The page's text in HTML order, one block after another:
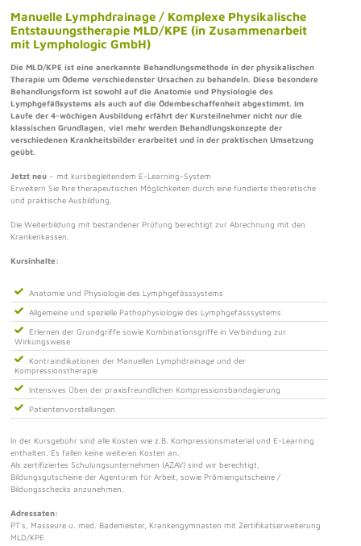
Manuelle Lymphdrainage / Komplexe Physikalische
Entstauungstherapie MLD/KPE (in Zusammenarbeit
mit Lymphologic GmbH)
Die MLD/KPE ist eine anerkannte Behandlungsmethode in der physikalischen
Therapie um Ödeme verschiedenster Ursachen zu behandeln. Diese besondere
Behandlungsform ist sowohl auf die Anatomie und Physiologie des
Lymphgefäßsystems als auch auf die Ödembeschaffenheit abgestimmt. Im
Laufe der 4-wöchigen Ausbildung erfährt der Kursteilnehmer nicht nur die
klassischen Grundlagen, viel mehr werden Behandlungskonzepte der
verschiedenen Krankheitsbilder erarbeitet und in der praktischen Umsetzung
geübt.
Jetzt neu – mit kursbegleitendem E-Learning-System
Erweitern Sie Ihre therapeutischen Möglichkeiten durch eine fundierte theoretische
und praktische Ausbildung.
Die Weiterbildung mit bestandener Prüfung berechtigt zur Abrechnung mit den
Krankenkassen.
Kursinhalte:
Anatomie und Physiologie des Lymphgefässsystems
Allgemeine und spezielle Pathophysiologie des Lymphgefässsystems
Erlernen der Grundgriffe sowie Kombinationsgriffe in Verbindung zur
Wirkungsweise
Kontraindikationen der Manuellen Lymphdrainage und der
Kompressionstherapie
Intensives Üben der praxisfreundlichen Kompressionsbandagierung
Patientenvorstellungen
In der Kursgebühr sind alle Kosten wie z.B. Kompressionsmaterial und E-Learning
enthalten. Es fallen keine weiteren Kosten an.
Als zertifiziertes Schulungsunternehmen (AZAV) sind wir berechtigt,
Bildungsgutscheine der Agenturen für Arbeit, sowie Prämiengutscheine /
Bildungsschecks anzunehmen.
Adressaten:
PT`s, Masseure u. med. Bademeister, Krankengymnasten mit Zertifikatserweiterung
MLD/KPE